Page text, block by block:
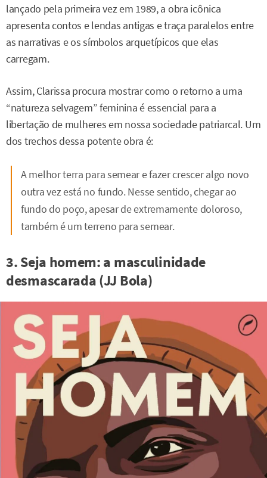
lançado pela primeira vez em 1989, a obra icônica
apresenta contos e lendas antigas e traça paralelos entre
as narrativas e os símbolos arquetípicos que elas
carregam.
Assim, Clarissa procura mostrar como o retorno a uma
“natureza selvagem” feminina é essencial para a
libertação de mulheres em nossa sociedade patriarcal. Um
dos trechos dessa potente obra é:
A melhor terra para semear e fazer crescer algo novo
outra vez está no fundo. Nesse sentido, chegar ao
fundo do poço, apesar de extremamente doloroso,
também é um terreno para semear.
3. Seja homem: a masculinidade
desmascarada (JJ Bola)